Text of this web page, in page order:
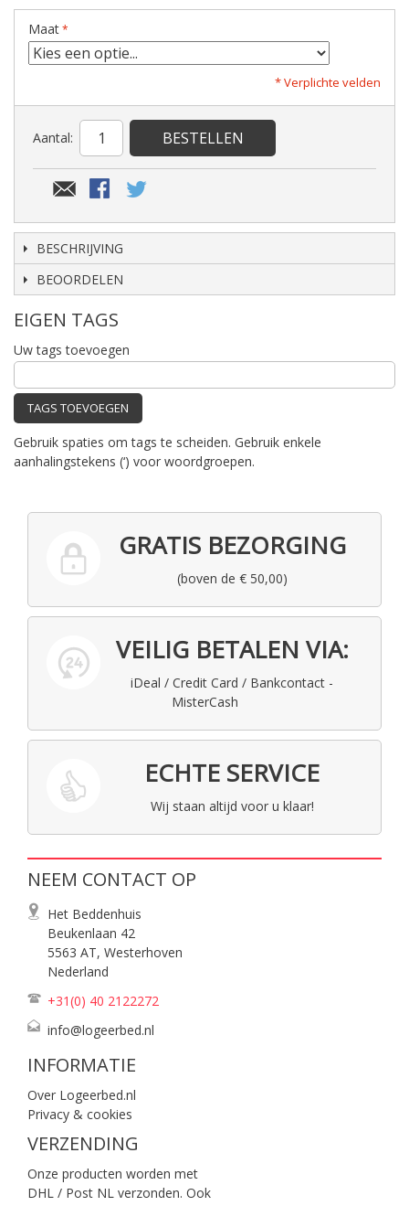
Maat
* Verplichte velden
Aantal: BESTELLEN
BESCHRIJVING
BEOORDELEN
EIGEN TAGS
Uw tags toevoegen
TAGS TOEVOEGEN
Gebruik spaties om tags te scheiden. Gebruik enkele
aanhalingstekens (‘) voor woordgroepen.
GRATIS BEZORGING
(boven de € 50,00)
VEILIG BETALEN VIA:
iDeal / Credit Card / Bankcontact -
MisterCash
ECHTE SERVICE
Wij staan altijd voor u klaar!
NEEM CONTACT OP
Het Beddenhuis
Beukenlaan 42
5563 AT, Westerhoven
Nederland
+31(0) 40 2122272
info@logeerbed.nl
INFORMATIE
Over Logeerbed.nl
Privacy & cookies
VERZENDING
Onze producten worden met
DHL / Post NL verzonden. Ook